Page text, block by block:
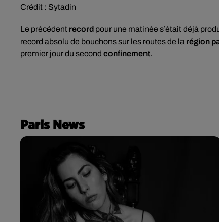
Crédit : Sytadin
Le précédent record pour une matinée s’était déjà
record absolu de bouchons sur les routes de la région
premier jour du second confinement.
Paris News